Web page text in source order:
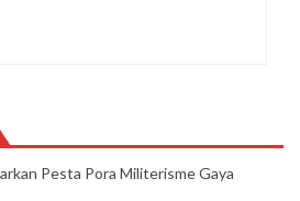
Pesta Pora Militerisme Gaya